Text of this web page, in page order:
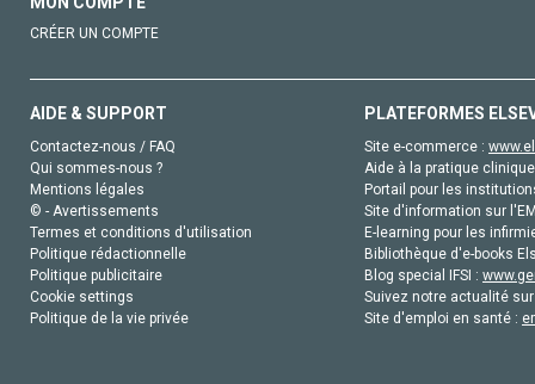
CRÉER UN COMPTE
AIDE & SUPPORT
Contactez-nous / FAQ
Qui sommes-nous ?
Mentions légales
© - Avertissements
Termes et conditions d'utilisation
Politique rédactionnelle
Politique publicitaire
Cookie settings
Politique de la vie privée
PLATEFORMES
Site e-commerce :
Aide à la pratique
Portail pour les
Site d'information sur
E-learning pour les
Bibliothèque d'e-books
Blog special IFSI :
Suivez notre actualité
Site d'emploi en santé :